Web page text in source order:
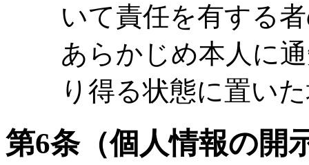
いて責任を有する
あらかじめ本人に
り得る状態に置い
第6条（個人情報の開